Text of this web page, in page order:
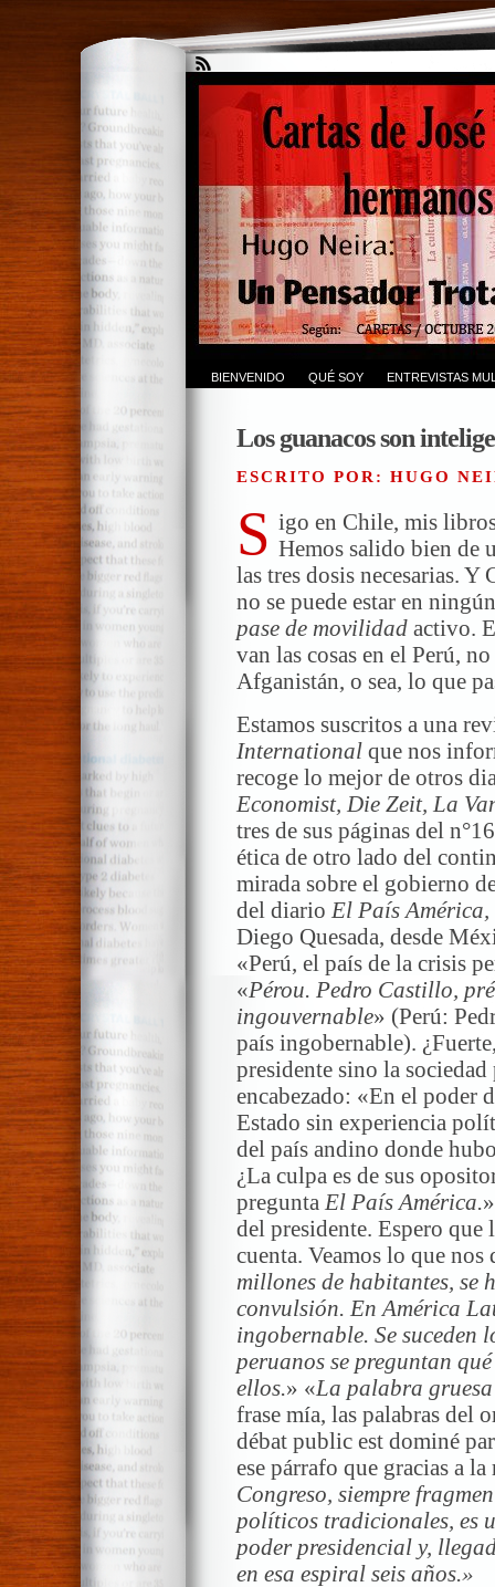
BIENVENIDO QUÉ SOY ENTREVISTAS
Los guanacos son
ESCRITO POR: HUGO
S igo en Chile, mis
Hemos salido bien de
las tres dosis necesarias.
no se puede estar en
pase de movilidad activo.
van las cosas en el Perú,
Afganistán, o sea, lo que
Estamos suscritos a una
International que nos
recoge lo mejor de otros
Economist, Die Zeit, La
tres de sus páginas del
ética de otro lado del
mirada sobre el gobierno
del diario El País América,
Diego Quesada, desde
«Perú, el país de la crisis
«Pérou. Pedro Castillo,
ingouvernable» (Perú:
país ingobernable).
presidente sino la
encabezado: «En el poder
Estado sin experiencia
del país andino donde
¿La culpa es de sus
pregunta El País América.
del presidente. Espero que
cuenta. Veamos lo que
millones de habitantes, se
convulsión. En América
ingobernable. Se suceden
peruanos se preguntan
ellos.» «La palabra
frase mía, las palabras del
débat public est dominé
ese párrafo que gracias a
Congreso, siempre
políticos tradicionales, es
poder presidencial y,
en esa espiral seis años.»